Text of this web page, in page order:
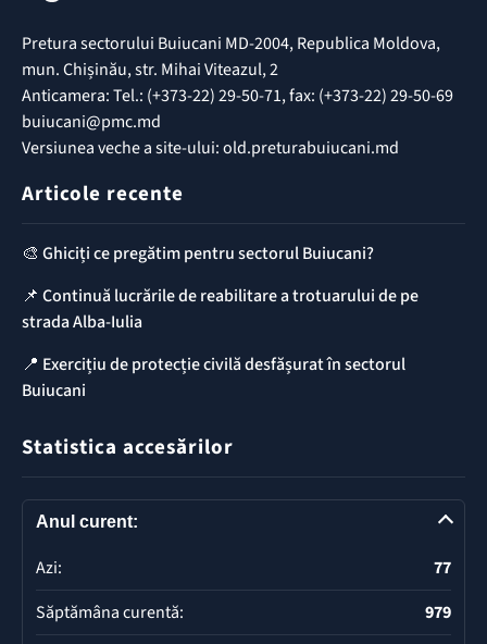
Pretura sectorului Buiucani MD-2004, Republica Moldova,
mun. Chișinău, str. Mihai Viteazul, 2
Anticamera: Tel.: (+373-22) 29-50-71, fax: (+373-22) 29-50-69
buiucani@pmc.md
Versiunea veche a site-ului: old.preturabuiucani.md
Articole recente
🎨 Ghiciți ce pregătim pentru sectorul Buiucani?
📌 Continuă lucrările de reabilitare a trotuarului de pe
strada Alba-Iulia
📍 Exercițiu de protecție civilă desfășurat în sectorul
Buiucani
Statistica accesărilor
Anul curent:
Azi:
77
Săptămâna curentă:
979